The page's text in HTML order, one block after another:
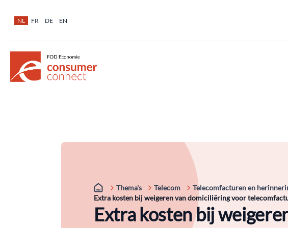
NL FR DE EN
Thema's Telecom
Telecomfacturen en
Extra kosten bij weigeren van domiciliëring voor
Extra kosten bij